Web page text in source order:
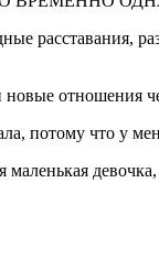
отношения
потому что
маленькая